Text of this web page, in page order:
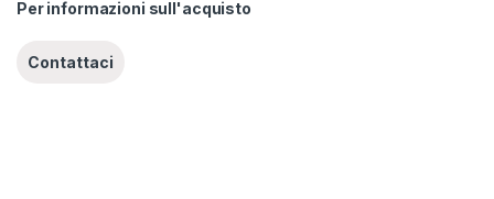
Per informazioni sull'acquisto